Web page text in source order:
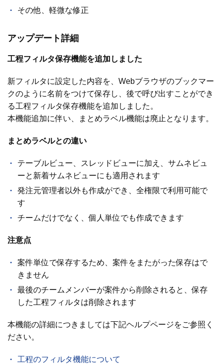
その他、軽微な修正
アップデート詳細
工程フィルタ保存機能を追加しました
新フィルタに設定した内容を、Webブラウザのブックマー
クのように名前をつけて保存し、後で呼び出すことができ
る工程フィルタ保存機能を追加しました。
本機能追加に伴い、まとめラベル機能は廃止となります。
まとめラベルとの違い
テーブルビュー、スレッドビューに加え、サムネビュ
ーと新着サムネビューにも適用されます
発注元管理者以外も作成ができ、全権限で利用可能で
す
チームだけでなく、個人単位でも作成できます
注意点
案件単位で保存するため、案件をまたがった保存はで
きません
最後のチームメンバーが案件から削除されると、保存
した工程フィルタは削除されます
本機能の詳細につきましては下記ヘルプページをご参照く
ださい。
工程のフィルタ機能について